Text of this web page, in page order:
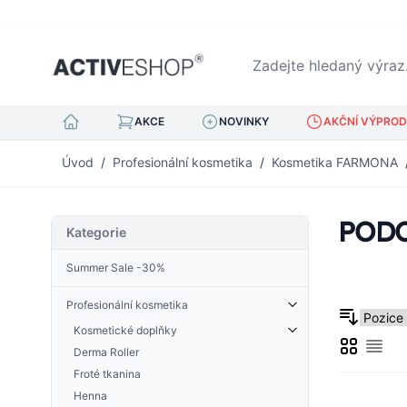
Zadejte hledaný výraz...
AKCE NOVINKY AKČNÍ
Úvod / Profesionální kosmetika / Kosmetika FARMONA
Mřížka
Kategorie
Summer Sale -30%
Profesionální kosmetika
Kosmetické doplňky
Kleštičky na kůžičku
Nehtová kopyta
Pinzeta na řasy
Derma Roller
Froté tkanina
Henna